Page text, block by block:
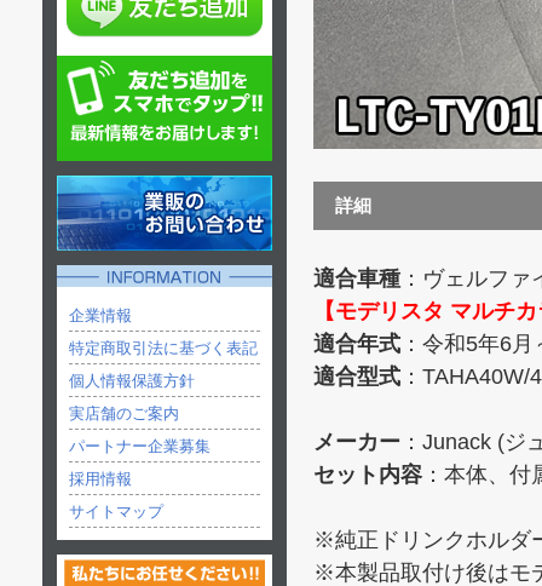
企業情報
特定商取引法に基づく表記
個人情報保護方針
実店舗のご案内
パートナー企業募集
採用情報
サイトマップ
詳細
適合車種 ：ヴェルフ
【モデリスタ マルチ
適合年式 ：令和5年6月
適合型式 ：
メーカー ：Junack (ジ
セット内容 ：本体、付
※純正ドリンクホルダ
※本製品取付け後はモ